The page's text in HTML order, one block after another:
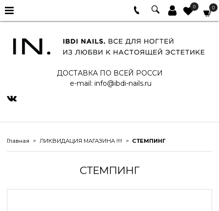
0 0
ДОСТАВКА ПО ВСЕЙ РОССИ
e-mail: info@ibdi-nails.ru
Главная ЛИКВИДАЦИЯ МАГАЗИНА !!!! СТЕМПИНГ
СТЕМПИНГ